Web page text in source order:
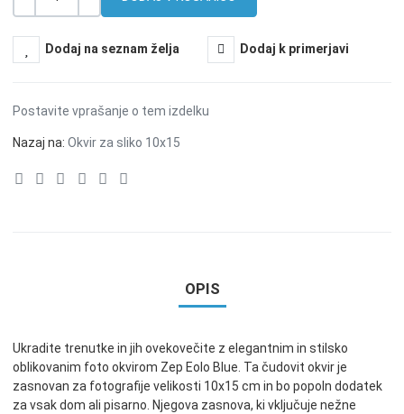
Dodaj na seznam želja Dodaj k primerjavi
Postavite vprašanje o tem izdelku
Nazaj na: Okvir za sliko 10x15
OPIS
Ukradite trenutke in jih ovekovečite z elegantnim in stilsko
oblikovanim foto okvirom Zep Eolo Blue. Ta čudovit okvir je
zasnovan za fotografije velikosti 10x15 cm in bo popoln dodatek
za vsak dom ali pisarno. Njegova zasnova, ki vključuje nežne